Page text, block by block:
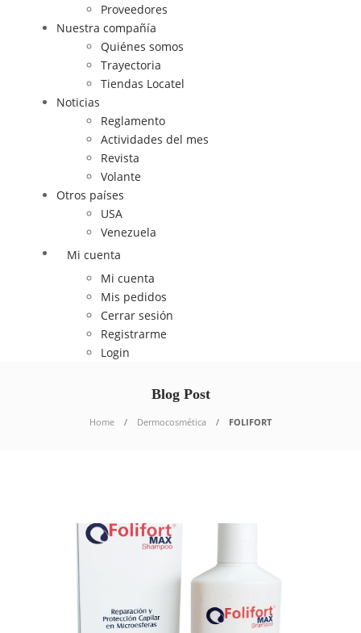
Proveedores
Nuestra compañía
Quiénes somos
Trayectoria
Tiendas Locatel
Noticias
Reglamento
Actividades del mes
Revista
Volante
Otros países
USA
Venezuela
Mi cuenta
Mi cuenta
Mis pedidos
Cerrar sesión
Registrarme
Login
Blog Post
Home Dermocosmética FOLIFORT